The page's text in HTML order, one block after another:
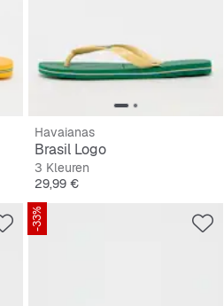
Havaianas
Brasil Logo
3 Kleuren
Prijs
29,99 €
-33%